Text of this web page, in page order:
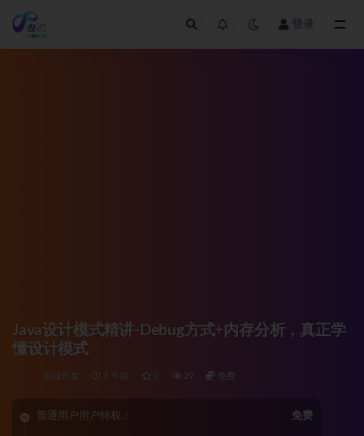
登录
Java设计模式精讲-Debug方式+内存分析，真正学
懂设计模式
后端开发 3 年前 0 29 免费
普通用户用户特权： 免费